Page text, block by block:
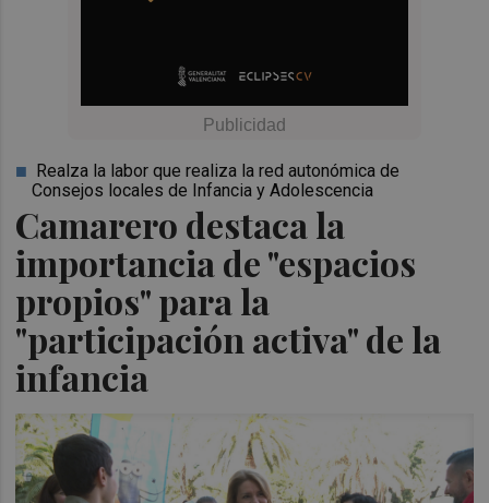
Camarero destaca la
importancia de "espacios
propios" para la
"participación activa" de la
infancia
Realza la labor que realiza la red autonómica de
Consejos locales de Infancia y Adolescencia